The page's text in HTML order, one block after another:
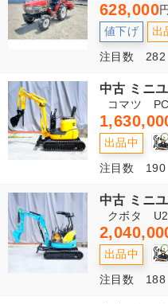
628,000
値下げ 出
注目数 282
中古 ミニ
コマツ
出品中 2
注目数 190
中古 ミニ
クボタ
出品中 2
注目数 188